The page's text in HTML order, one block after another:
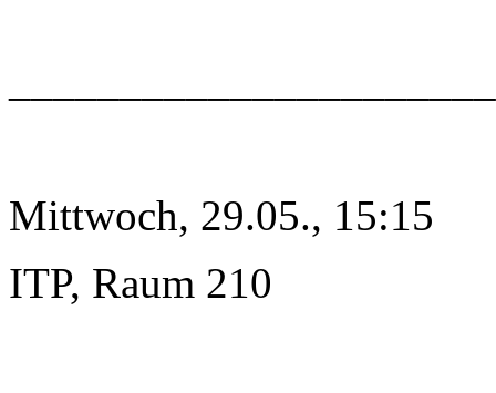
Mittwoch, 29.05., 15:15
ITP, Raum 210